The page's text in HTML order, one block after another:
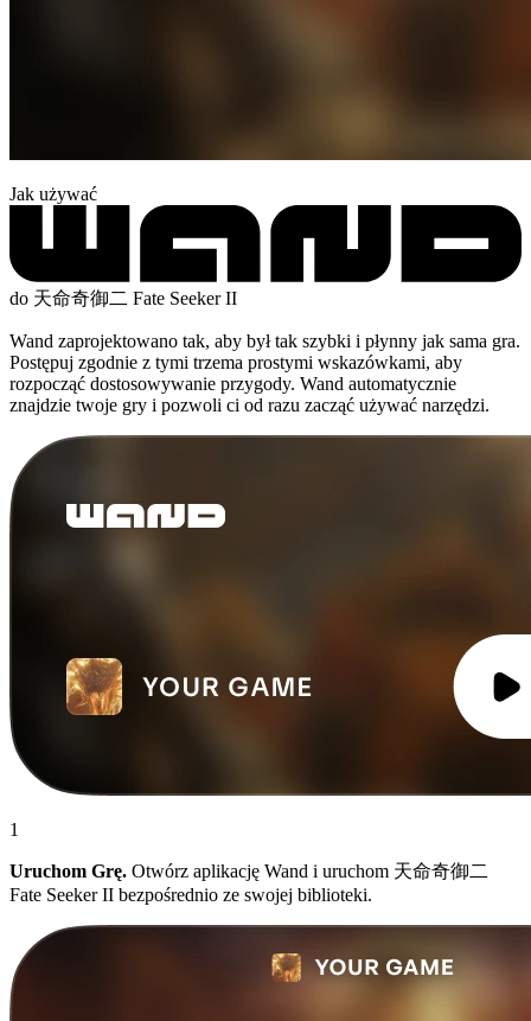
Jak używać
do 天命奇御二 Fate Seeker II
Wand zaprojektowano tak, aby był tak szybki i płynny jak sama gra.
Postępuj zgodnie z tymi trzema prostymi wskazówkami, aby
rozpocząć dostosowywanie przygody. Wand automatycznie
znajdzie twoje gry i pozwoli ci od razu zacząć używać narzędzi.
1
Uruchom Grę. Otwórz aplikację Wand i uruchom 天命奇御二
Fate Seeker II bezpośrednio ze swojej biblioteki.